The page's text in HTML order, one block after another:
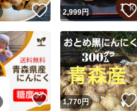
いいね！
2,999円
いいね！
1,770円